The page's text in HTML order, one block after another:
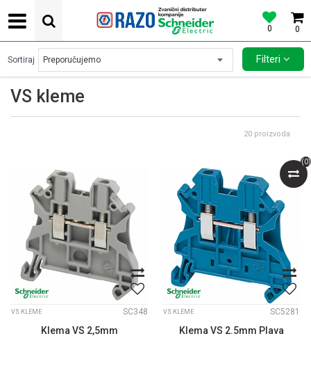
0
0
POVOLJNE CENE AUTOMATSKIH OSIGURACA SCHNEIDER ELECTRIC
(0)
VS kleme
Sortiraj Filteri
20 proizvoda
VS KLEME SC348
Klema VS 2,5mm
VS KLEME SC5281
Klema VS 2.5mm Plava